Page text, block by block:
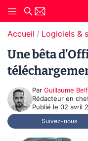
Accueil Logiciels &
Une bêta
Par Guillaume
Rédacteur en
Publié le 02 avril
Suivez-nous